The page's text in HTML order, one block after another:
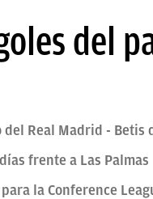
del
Real Madrid - Betis
frente a Las Palmas
la Conference